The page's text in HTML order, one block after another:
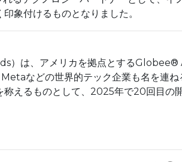
象付けるものとなりました。
は、アメリカを拠点とするGlobee®
などの世界的テック企業も名を連ね
称えるものとして、2025年で20回目の